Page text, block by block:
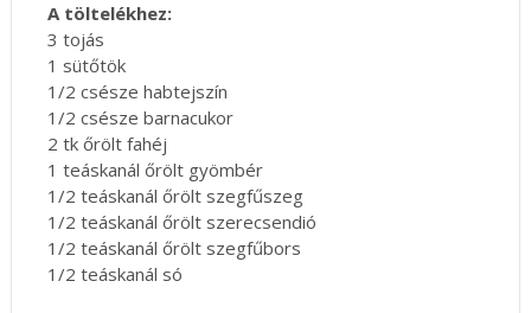
A töltelékhez:
3 tojás
1 sütőtök
1/2 csésze habtejszín
1/2 csésze barnacukor
2 tk őrölt fahéj
1 teáskanál őrölt gyömbér
1/2 teáskanál őrölt szegfűszeg
1/2 teáskanál őrölt szerecsendió
1/2 teáskanál őrölt szegfűbors
1/2 teáskanál só